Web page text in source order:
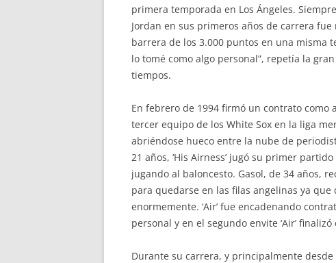
primera temporada en Los Ángeles.
Jordan en sus primeros años de carrera
barrera de los 3.000 puntos en una misma
lo tomé como algo personal”, repetía la
tiempos.
En febrero de 1994 firmó un contrato como
tercer equipo de los White Sox en la liga
abriéndose hueco entre la nube de
21 años, ‘His Airness’ jugó su primer
jugando al baloncesto. Gasol, de 34 años,
para quedarse en las filas angelinas ya
enormemente. ‘Air’ fue encadenando
personal y en el segundo envite ‘Air’
Durante su carrera, y principalmente